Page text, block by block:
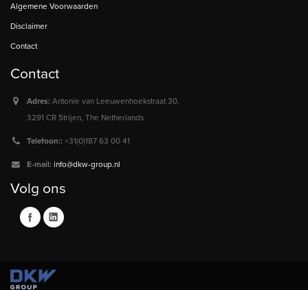
Algemene Voorwaarden
Disclaimer
Contact
Contact
Adres: Antonie van Leeuwenhoekstraat 30,
3291 CR Strijen, The Netherlands
Telefoon:: +31(0)187 63 00 41
E-mail: info@dkw-group.nl
Volg ons